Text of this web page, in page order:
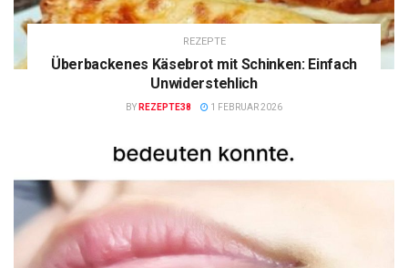
REZEPTE
Überbackenes Käsebrot mit Schinken: Einfach
Unwiderstehlich
BY REZEPTE38 1 FEBRUAR 2026